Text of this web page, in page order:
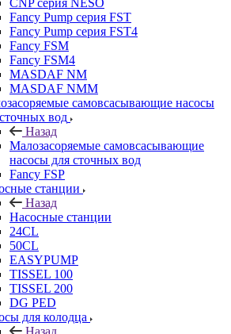
Fancy Pump серия FST
Fancy Pump серия FST4
Fancy FSM
Fancy FSM4
MASDAF NM
MASDAF NMM
самовсасывающие насосы
вод
Назад
Малозасоряемые самовсасывающие
насосы для сточных вод
Fancy FSP
станции
Назад
Насосные станции
24CL
50CL
EASYPUMP
TISSEL 100
TISSEL 200
DG PED
для колодца
Назад